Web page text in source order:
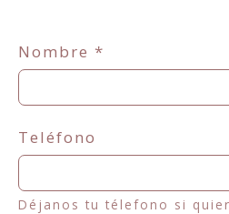
Nombre *
Teléfono
Déjanos tu télefono si